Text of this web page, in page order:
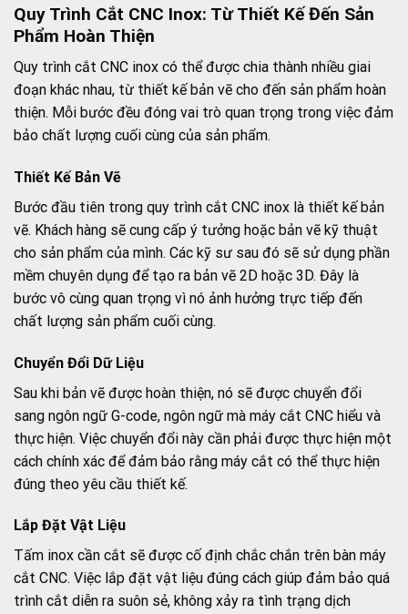
Quy Trình Cắt CNC Inox: Từ Thiết Kế Đến Sản
Phẩm Hoàn Thiện
Quy trình cắt CNC inox có thể được chia thành nhiều giai
đoạn khác nhau, từ thiết kế bản vẽ cho đến sản phẩm hoàn
thiện. Mỗi bước đều đóng vai trò quan trọng trong việc đảm
bảo chất lượng cuối cùng của sản phẩm.
Thiết Kế Bản Vẽ
Bước đầu tiên trong quy trình cắt CNC inox là thiết kế bản
vẽ. Khách hàng sẽ cung cấp ý tưởng hoặc bản vẽ kỹ thuật
cho sản phẩm của mình. Các kỹ sư sau đó sẽ sử dụng phần
mềm chuyên dụng để tạo ra bản vẽ 2D hoặc 3D. Đây là
bước vô cùng quan trọng vì nó ảnh hưởng trực tiếp đến
chất lượng sản phẩm cuối cùng.
Chuyển Đổi Dữ Liệu
Sau khi bản vẽ được hoàn thiện, nó sẽ được chuyển đổi
sang ngôn ngữ G-code, ngôn ngữ mà máy cắt CNC hiểu và
thực hiện. Việc chuyển đổi này cần phải được thực hiện một
cách chính xác để đảm bảo rằng máy cắt có thể thực hiện
đúng theo yêu cầu thiết kế.
Lắp Đặt Vật Liệu
Tấm inox cần cắt sẽ được cố định chắc chắn trên bàn máy
cắt CNC. Việc lắp đặt vật liệu đúng cách giúp đảm bảo quá
trình cắt diễn ra suôn sẻ, không xảy ra tình trạng dịch